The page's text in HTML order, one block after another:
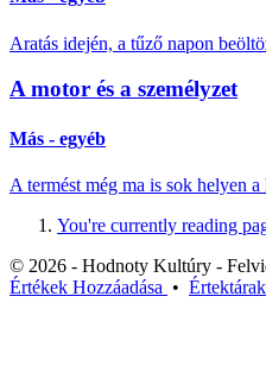
Aratás idején, a tűző napon
A motor és a személyzet
Más - egyéb
A termést még ma is sok helyen
You're currently reading
© 2026 - Hodnoty Kultúry -
Értékek Hozzáadása • Értektárak